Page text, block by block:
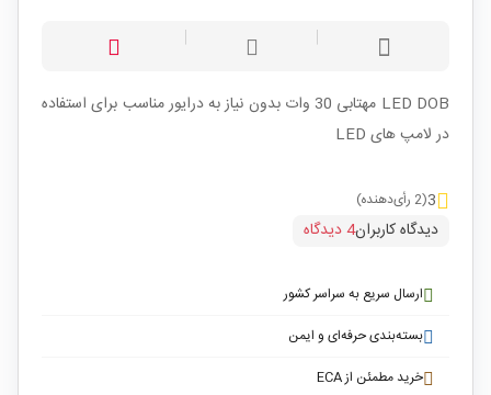
LED DOB مهتابی 30 وات بدون نیاز به درایور مناسب برای استفاده
در لامپ های LED
3(2 رأی‌دهنده)
دیدگاه کاربران4 دیدگاه
ارسال سریع به سراسر کشور
بسته‌بندی حرفه‌ای و ایمن
خرید مطمئن از ECA